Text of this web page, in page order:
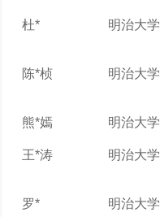
杜* 明治大学
陈*桢 明治大学
熊*嫣 明治大学
王*涛 明治大学
罗* 明治大学